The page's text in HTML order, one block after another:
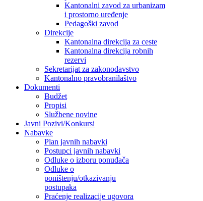
Kantonalni zavod za urbanizam
i prostorno uređenje
Pedagoški zavod
Direkcije
Kantonalna direkcija za ceste
Kantonalna direkcija robnih
rezervi
Sekretarijat za zakonodavstvo
Kantonalno pravobranilaštvo
Dokumenti
Budžet
Propisi
Službene novine
Javni Pozivi/Konkursi
Nabavke
Plan javnih nabavki
Postupci javnih nabavki
Odluke o izboru ponuđača
Odluke o
poništenju/otkazivanju
postupaka
Praćenje realizacije ugovora